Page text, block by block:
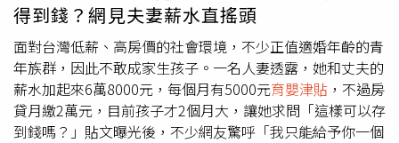
租、保險、吃的、用的、服裝美容都算在內起碼一個月要6
萬以上」。
得到錢？網見夫妻薪水直搖頭
面對台灣低薪、高房價的社會環境，不少正值適婚年齡的青
年族群，因此不敢成家生孩子。一名人妻透露，她和丈夫的
薪水加起來6萬8000元，每個月有5000元育嬰津貼 ，不過房
貸月繳2萬元，目前孩子才2個月大，讓她求問「這樣可以存
到錢嗎？」貼文曝光後，不少網友驚呼「我只能給予你一個